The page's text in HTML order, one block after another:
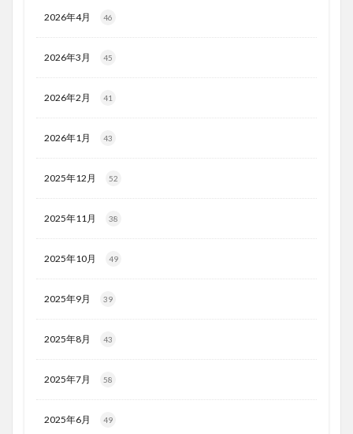
2026年4月 46
2026年3月 45
2026年2月 41
2026年1月 43
2025年12月 52
2025年11月 38
2025年10月 49
2025年9月 39
2025年8月 43
2025年7月 58
2025年6月 49